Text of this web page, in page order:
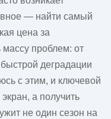
— найти самый
цена за
проблем: от
деградации
с этим, и ключевой
а получить
не один сезон на